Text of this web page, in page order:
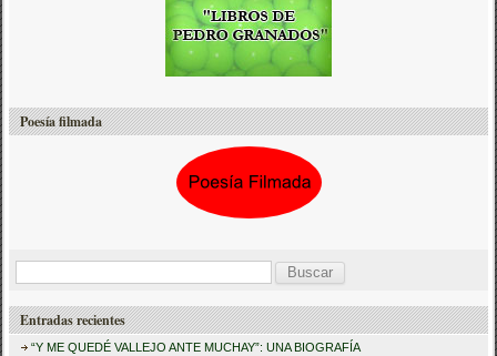
Poesía filmada
s
Entradas recientes
“Y ME QUEDÉ VALLEJO ANTE MUCHAY”: UNA BIOGRAFÍA